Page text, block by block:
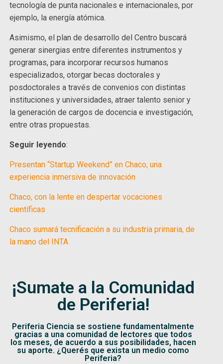
tecnología de punta nacionales e internacionales, por
ejemplo, la energía atómica.
Asimismo, el plan de desarrollo del Centro buscará
generar sinergias entre diferentes instrumentos y
programas, para incorporar recursos humanos
especializados, otorgar becas doctorales y
posdoctorales a través de convenios con distintas
instituciones y universidades, atraer talento senior y
la generación de cargos de docencia e investigación,
entre otras propuestas.
Seguir leyendo:
Presentan “Startup Weekend” en Chaco, una
experiencia inmersiva de innovación
Chaco, con la lente en despertar vocaciones
científicas
Chaco sumará tecnificación a su industria primaria, de
la mano del INTA
¡Sumate a la Comunidad
de Periferia!
Periferia Ciencia se sostiene fundamentalmente
gracias a una comunidad de lectores que todos
los meses, de acuerdo a sus posibilidades, hacen
su aporte. ¿Querés que exista un medio como
Periferia?